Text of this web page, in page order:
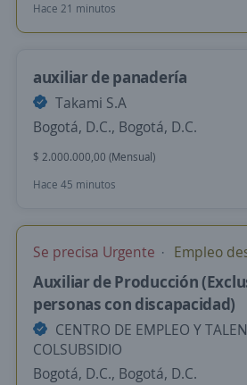
Hace 21 minutos
auxiliar de panadería
Takami S.A
Bogotá, D.C., Bogotá, D.C.
$ 2.000.000,00 (Mensual)
Hace 45 minutos
Se precisa Urgente Empleo
Auxiliar de Producción
personas con discapacidad)
CENTRO DE EMPLEO Y
COLSUBSIDIO
Bogotá, D.C., Bogotá, D.C.